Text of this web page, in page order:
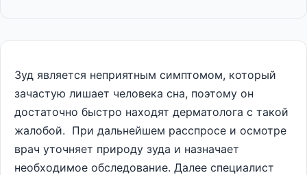
Зуд является неприятным симптомом, который
зачастую лишает человека сна, поэтому он
достаточно быстро находят дерматолога с такой
жалобой. При дальнейшем расспросе и осмотре
врач уточняет природу зуда и назначает
необходимое обследование. Далее специалист